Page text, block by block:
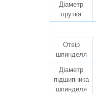
Діаметр
прутка
Отвір
шпинделя
Діаметр
підшипника
шпинделя